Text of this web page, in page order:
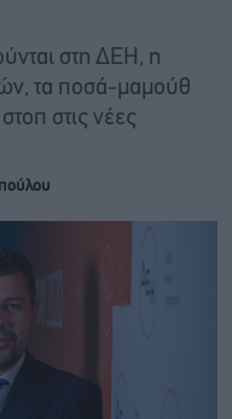
στη ΔΕΗ, η
τα ποσά-μαμούθ
στις νέες